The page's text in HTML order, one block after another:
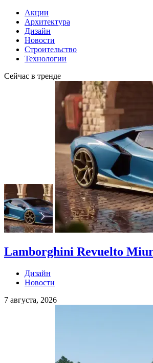
Акции
Архитектура
Дизайн
Новости
Строительство
Технологии
Сейчас в тренде
Lamborghini Revuelto
Дизайн
Новости
7 августа, 2026